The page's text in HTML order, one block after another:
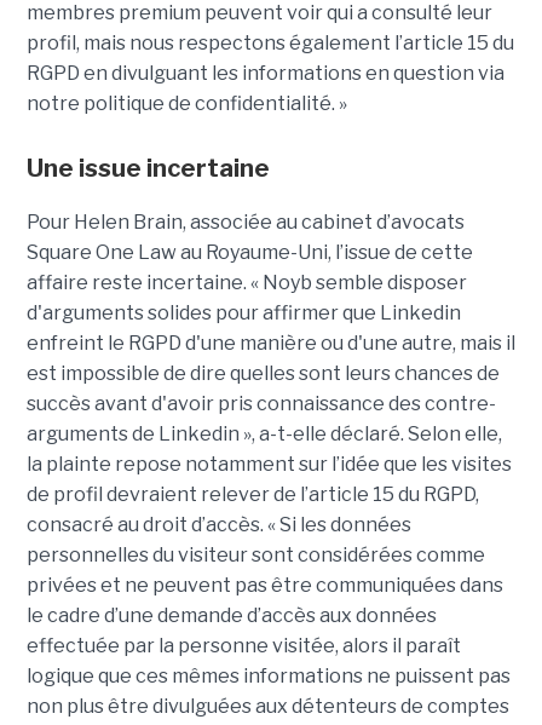
membres premium peuvent voir qui a consulté leur
profil, mais nous respectons également l’article 15 du
RGPD en divulguant les informations en question via
notre politique de confidentialité. »
Une issue incertaine
Pour Helen Brain, associée au cabinet d’avocats
Square One Law au Royaume-Uni, l’issue de cette
affaire reste incertaine. « Noyb semble disposer
d'arguments solides pour affirmer que Linkedin
enfreint le RGPD d'une manière ou d'une autre, mais il
est impossible de dire quelles sont leurs chances de
succès avant d'avoir pris connaissance des contre-
arguments de Linkedin », a-t-elle déclaré. Selon elle,
la plainte repose notamment sur l’idée que les visites
de profil devraient relever de l’article 15 du RGPD,
consacré au droit d’accès. « Si les données
personnelles du visiteur sont considérées comme
privées et ne peuvent pas être communiquées dans
le cadre d’une demande d’accès aux données
effectuée par la personne visitée, alors il paraît
logique que ces mêmes informations ne puissent pas
non plus être divulguées aux détenteurs de comptes